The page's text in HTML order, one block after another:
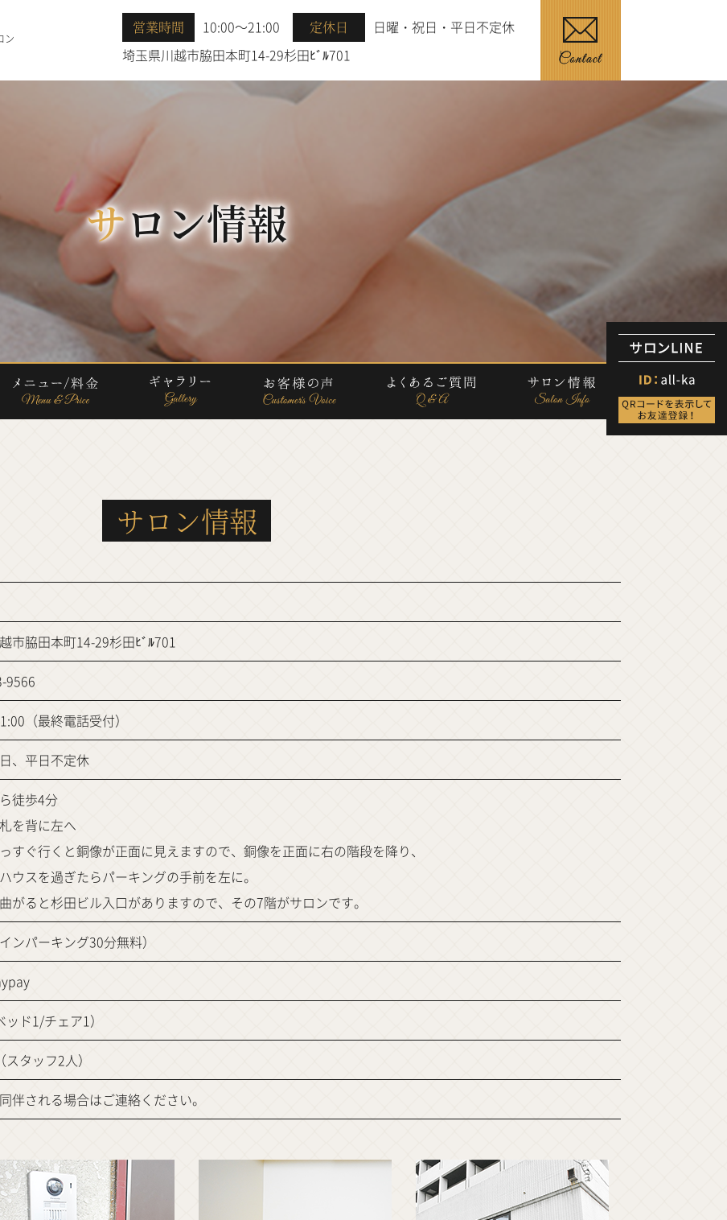
ン
営業時間 10:00～21:00 定休日
日曜・祝日・平日不定休
埼玉県川越市脇田本町14-29杉田ﾋﾞﾙ701
サロン情報
サロン情報
市脇田本町14-29杉田ﾋﾞﾙ701
9566
（最終電話受付）
、平日不定休
徒歩4分
を背に左へ
すぐ行くと銅像が正面に見えますので、銅像を正面に右の階段を降り、
ウスを過ぎたらパーキングの手前を左に。
がると杉田ビル入口がありますので、その7階がサロンです。
ンパーキング30分無料）
ド1/チェア1）
タッフ2人）
伴される場合はご連絡ください。